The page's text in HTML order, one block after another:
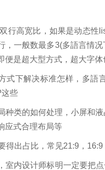
行高宽比，如果是动态
，一般数最多3(多語言情
便是超大型方式，超大字体
式下解决标准怎样，多語
些
种类的如何处理，小屏和
应式合理布局等
得出占比，常见21:9，16:9
室内设计师标明一定要把